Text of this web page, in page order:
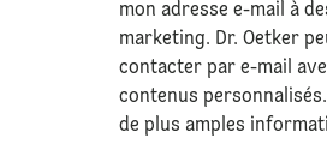
mon adresse e-mail à
marketing. Dr. Oetker
contacter par e-mail
contenus
de plus amples